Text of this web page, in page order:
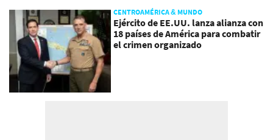
CENTROAMÉRICA & MUNDO
Ejército de EE.UU. lanza alianza con
18 países de América para combatir
el crimen organizado